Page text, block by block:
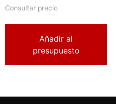
Consultar precio
Añadir al
presupuesto